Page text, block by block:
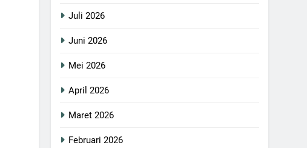
Juli 2026
Juni 2026
Mei 2026
April 2026
Maret 2026
Februari 2026